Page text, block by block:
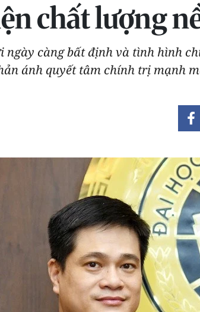
chất lượng
ngày càng bất định và tình hình
ánh quyết tâm chính trị mạnh